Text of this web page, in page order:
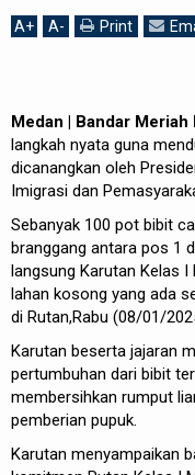
A+ A- Print
Medan | Bandar Meriah
langkah nyata guna
dicanangkan oleh
Imigrasi dan
Sebanyak 100 pot bibit
branggang antara pos 1
langsung Karutan Kelas
lahan kosong yang ada
di Rutan,Rabu (08/01/
Karutan beserta jajaran
pertumbuhan dari bibit
membersihkan rumput
pemberian pupuk.
Karutan menyampaikan